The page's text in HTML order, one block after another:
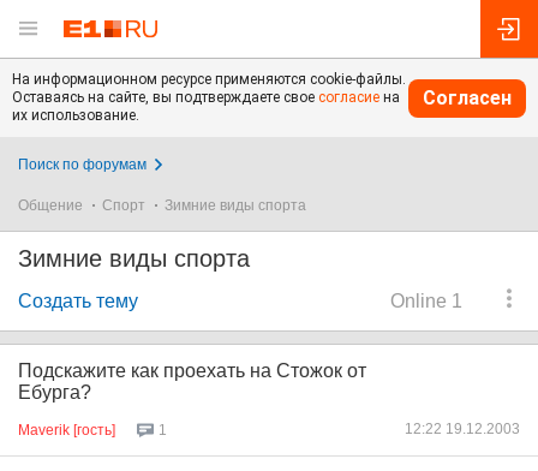
На информационном ресурсе применяются cookie-файлы.
Оставаясь на сайте, вы подтверждаете свое согласие на
их использование.
Согласен
Поиск по форумам
Общение Спорт Зимние виды спорта
Зимние виды спорта
Online 1
Создать тему
Подскажите как проехать на Стожок от
Ебурга?
Maverik [гость] 1 12:22 19.12.2003